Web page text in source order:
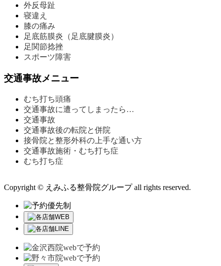
外反母趾
寝違え
膝の痛み
足底筋膜炎（足底腱膜炎）
足関節捻挫
スポーツ障害
交通事故メニュー
むち打ち頭痛
交通事故に遭ってしまったら…
交通事故
交通事故後の転院と併院
接骨院と整形外科の上手な通い方
交通事故施術・むち打ち症
むち打ち症
Copyright © えみふる整骨院グループ all rights reserved.